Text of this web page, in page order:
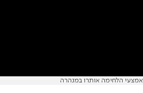
אמצעי הלחימה אותרו במנהרה